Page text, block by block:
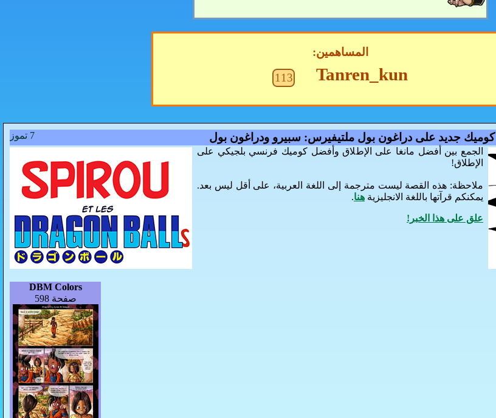
المساهمين:
Tanren_kun
113
7 تموز كوميك جديد على دراغون بول ملتيفيرس: سبيرو ودراغون بول
الجمع بين أفضل مانغا على الإطلاق وأفضل كوميك فرنسي بلجيكي على
الإطلاق!
ملاحظة: هذه القصة ليست مترجمة إلى اللغة العربية، على أقل ليس بعد.
يمكنكم قرآتها باللغة الانجليزية هنا.
علق على هذا الخبر!
DBM Colors
صفحة 598